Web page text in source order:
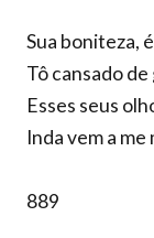
Sua boniteza,
Tô cansado de
Esses seus
Inda vem a me
889